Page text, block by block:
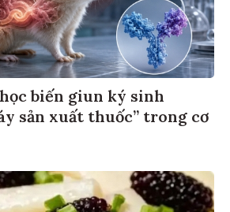
biến giun ký sinh
sản xuất thuốc” trong cơ